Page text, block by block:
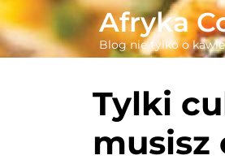
Skip
to
content
Afryka
Blog nie tylko o kawie
Tylki
musisz